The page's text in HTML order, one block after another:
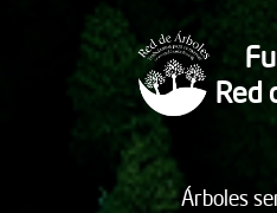
Red
Árboles